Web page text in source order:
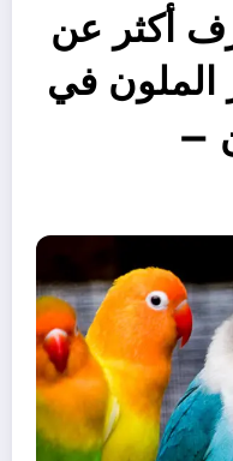
أكثر عن
الملون في
–